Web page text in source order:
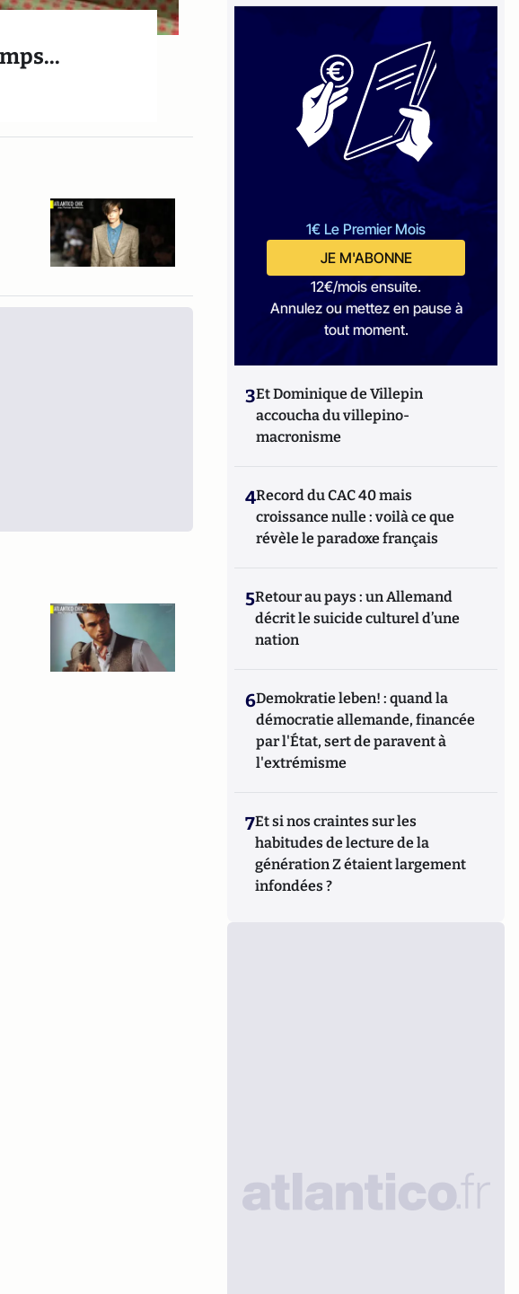
1€ Le Premier Mois
JE M'ABONNE
12€/mois ensuite.
Annulez ou mettez en pause à
tout moment.
3Et Dominique de Villepin
accoucha du villepino-
macronisme
4Record du CAC 40 mais
croissance nulle : voilà ce que
révèle le paradoxe français
5Retour au pays : un Allemand
décrit le suicide culturel d’une
nation
6Demokratie leben! : quand la
démocratie allemande, financée
par l'État, sert de paravent à
l'extrémisme
7Et si nos craintes sur les
habitudes de lecture de la
génération Z étaient largement
infondées ?